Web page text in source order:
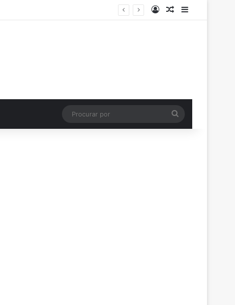
EntrarArtigo aleatório
Barra Lateral
por